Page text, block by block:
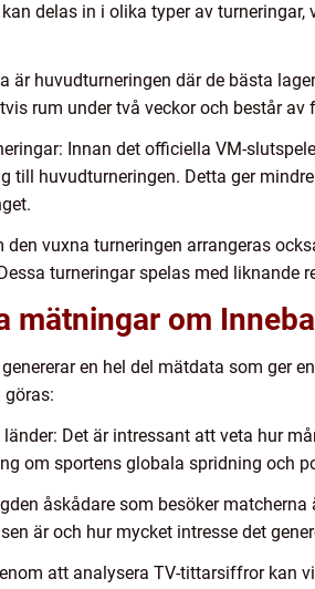
kan delas in i olika typer av
är huvudturneringen där de bästa
rum under två veckor och består
Innan det officiella VM-
till huvudturneringen. Detta ger
den vuxna turneringen arrangeras
turneringar spelas med liknande
mätningar om
genererar en hel del mätdata som ger
Det är intressant att veta hur
om sportens globala spridning och
åskådare som besöker
är och hur mycket intresse det
att analysera TV-tittarsiffror kan